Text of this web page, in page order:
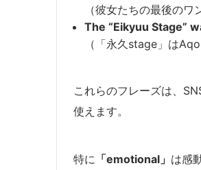
（彼女たちの最後の
The “Eikyuu Stage”
（「永久stage」は
これらのフレーズは、
使えます。
特に 「emotional」 は感